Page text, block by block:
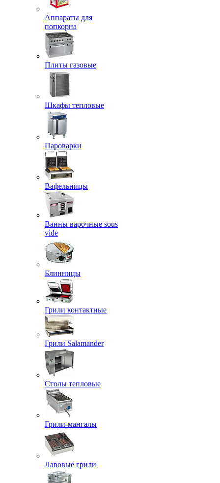
Аппараты для
попкорна
Плиты газовые
Шкафы тепловые
Пароварки
Вафельницы
Ванны варочные sous
vide
Блинницы
Грили контактные
Грили Salamander
Столы тепловые
Грили-мангалы
Лавовые грили